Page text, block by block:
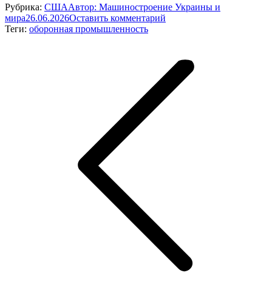
Рубрика: СШААвтор: Машиностроение Украины и
мира26.06.2026Оставить комментарий
Теги: оборонная промышленность